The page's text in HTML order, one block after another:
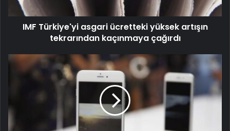
IMF Türkiye'yi asgari ücretteki yüksek artışın
tekrarından kaçınmaya çağırdı